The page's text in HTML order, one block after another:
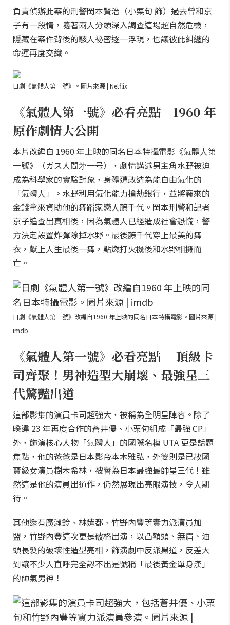
負責偵辦此案的刑警岡本賢治（小栗旬 飾）過去曾和京
子有一段情，隨著兩人分頭深入調查這場超自然危機，
隱藏在案件背後的駭人祕密逐一浮現，也讓彼此糾纏的
命運再度交織。
日劇《氣體人第一號》。圖片來源 | Netflix
《氣體人第一號》必看亮點｜1960 年
原作劇情大公開
本片改編自 1960 年上映的同名日本特攝電影《氣體人第
一號》（ガス人間㐧一号），劇情講述男主角水野被迫
成為科學家的實驗對象，身體遭改造為能自由氣化的
「氣體人」。水野利用氣化能力搶劫銀行，並將竊來的
金錢拿來資助他的舞蹈家戀人藤千代。岡本刑警和記者
京子追查出真相後，因為氣體人已經造成社會恐慌，警
方決定設置炸彈除掉水野。最後藤千代穿上最美的舞
衣，獻上人生最後一舞，點燃打火機後和水野相擁而
亡。
日劇《氣體人第一號》改編自1960 年上映的同名日本特攝電影。圖片來源 |
imdb
《氣體人第一號》必看亮點 ｜頂級卡
司齊聚！男神造型大崩壞、最強星三
代驚豔出道
這部影集的演員卡司超強大，被稱為全明星陣容。除了
暌違 23 年再度合作的蒼井優、小栗旬組成「最強 CP」
外，飾演核心人物「氣體人」的國際名模 UTA 更是話題
焦點，他的爸爸是日本影帝本木雅弘，外婆則是已故國
寶級女演員樹木希林，被譽為日本最強最帥星三代！雖
然這是他的演員出道作，仍然展現出亮眼演技，令人期
待。
其他還有廣瀨鈴、林遣都、竹野內豐等實力派演員加
盟，竹野內豐這次更是破格出演，以凸額頭、無眉、油
頭長髮的破壞性造型亮相，飾演劇中反派黑道，反差大
到讓不少人直呼完全認不出是號稱「最後黃金單身漢」
的帥氣男神！